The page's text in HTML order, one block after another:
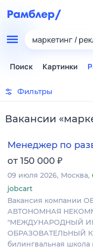
маркетинг /
Поиск Картинки
Фильтры
Вакансии «
Менеджер по
от 150 000 ₽
09 июля 2026 Москва
jobcart
Вакансия компании
АВТОНОМНАЯ
"МЕЖДУНАРОДНЫЙ
ОБРАЗОВАТЕЛЬНЫЙ
билингвальная школа